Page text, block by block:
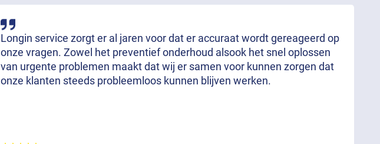
Longin service zorgt er al jaren voor dat er accuraat wordt gereageerd op
onze vragen. Zowel het preventief onderhoud alsook het snel oplossen
van urgente problemen maakt dat wij er samen voor kunnen zorgen dat
onze klanten steeds probleemloos kunnen blijven werken.